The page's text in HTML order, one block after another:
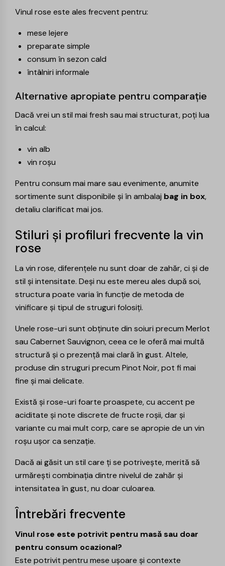
Vinul rose este ales frecvent pentru:
mese lejere
preparate simple
consum în sezon cald
întâlniri informale
Alternative apropiate pentru comparație
Dacă vrei un stil mai fresh sau mai structurat, poți lua
în calcul:
vin alb
vin roșu
Pentru consum mai mare sau evenimente, anumite
sortimente sunt disponibile și în ambalaj bag in box,
detaliu clarificat mai jos.
Stiluri și profiluri frecvente la vin
rose
La vin rose, diferențele nu sunt doar de zahăr, ci și de
stil și intensitate. Deși nu este mereu ales după soi,
structura poate varia în funcție de metoda de
vinificare și tipul de struguri folosiți.
Unele rose-uri sunt obținute din soiuri precum Merlot
sau Cabernet Sauvignon, ceea ce le oferă mai multă
structură și o prezență mai clară în gust. Altele,
produse din struguri precum Pinot Noir, pot fi mai
fine și mai delicate.
Există și rose-uri foarte proaspete, cu accent pe
aciditate și note discrete de fructe roșii, dar și
variante cu mai mult corp, care se apropie de un vin
roșu ușor ca senzație.
Dacă ai găsit un stil care ți se potrivește, merită să
urmărești combinația dintre nivelul de zahăr și
intensitatea în gust, nu doar culoarea.
Întrebări frecvente
Vinul rose este potrivit pentru masă sau doar
pentru consum ocazional?
Este potrivit pentru mese ușoare și contexte